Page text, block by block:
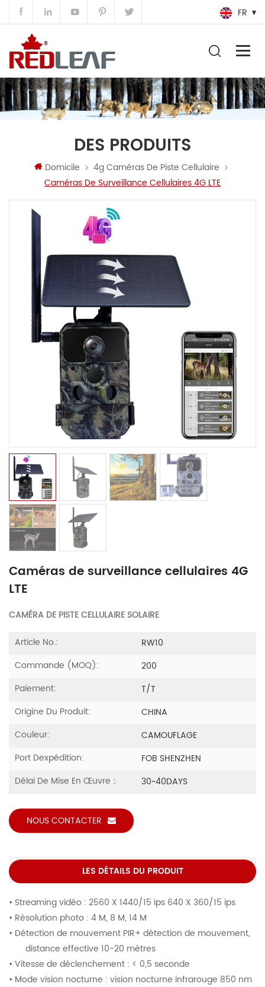
FR
DES PRODUITS
Domicile
4g Caméras De Piste Cellulaire
Caméras De Surveillance Cellulaires 4G LTE
Caméras de surveillance cellulaires 4G
LTE
CAMÉRA DE PISTE CELLULAIRE SOLAIRE
Article No.:
RW10
Commande (MOQ):
200
Paiement:
T/T
Origine Du Produit:
CHINA
Couleur:
CAMOUFLAGE
Port Dexpédition:
FOB SHENZHEN
Délai De Mise En Œuvre：
30~40DAYS
NOUS CONTACTER
LES DÉTAILS DU PRODUIT
• Streaming vidéo : 2560 X 1440/15 ips 640 X 360/15 ips
• Résolution photo : 4 M, 8 M, 14 M
• Détection de mouvement PIR+ détection de mouvement,
distance effective 10-20 mètres
• Vitesse de déclenchement : < 0,5 seconde
• Mode vision nocturne : vision nocturne infrarouge 850 nm